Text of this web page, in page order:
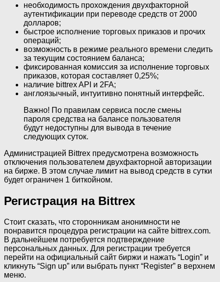
необходимость прохождения двухфакторной
аутентификации при переводе средств от 2000
долларов;
быстрое исполнение торговых приказов и прочих
операций;
возможность в режиме реального времени следить
за текущим состоянием баланса;
фиксированная комиссия за исполнение торговых
приказов, которая составляет 0,25%;
наличие bittrex API и 2FA;
англоязычный, интуитивно понятный интерфейс.
Важно! По правилам сервиса после смены
пароля средства на балансе пользователя
будут недоступны для вывода в течение
следующих суток.
Администрацией Bittrex предусмотрена возможность
отключения пользователем двухфакторной авторизации
на бирже. В этом случае лимит на вывод средств в сутки
будет ограничен 1 биткойном.
Регистрация на Bittrex
Стоит сказать, что сторонникам анонимности не
понравится процедура регистрации на сайте bittrex.com.
В дальнейшем потребуется подтверждение
персональных данных. Для регистрации требуется
перейти на официальный сайт биржи и нажать “Login” и
кликнуть “Sign up” или выбрать пункт “Register” в верхнем
меню.